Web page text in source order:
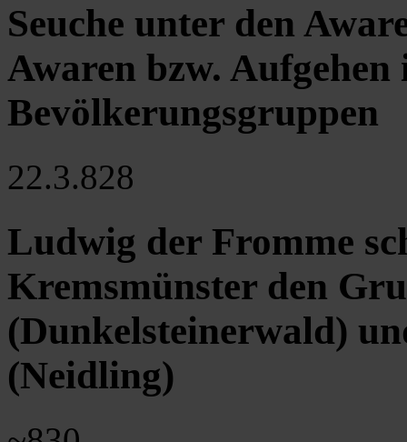
Seuche unter den
Awaren bzw. Aufgehen
Bevölkerungsgruppen
22.3.828
Ludwig der Fromme
Kremsmünster den
(Dunkelsteinerwald)
(Neidling)